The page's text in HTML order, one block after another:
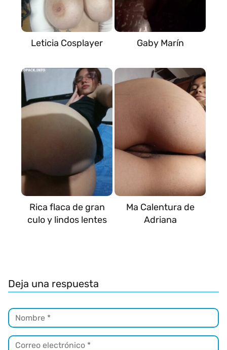
Leticia Cosplayer Gaby Marín
Rica flaca de gran
culo y lindos lentes
Ma Calentura de
Adriana
Deja una respuesta